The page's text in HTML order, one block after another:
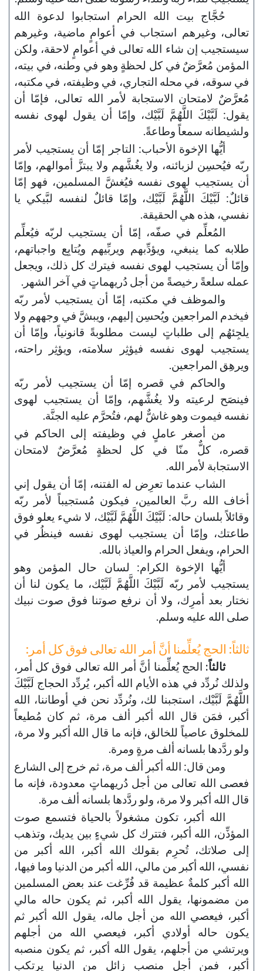
حُجَّاج بيت الله الحرام استجابوا لدعوة الله
تعالى، وغيرهم استجاب في أعوامٍ ماضية، وغيرهم
سيستجيب إن شاء الله تعالى في أعوامٍ لاحقة، ولكن
المؤمن مُعرَّضٌ في كل لحظةٍ وهو في وطنه، في بيته،
في سوقه، في محله التجاري، في وظيفته، في مكتبه،
مُعرَّضٌ لامتحان الاستجابة لأمر الله تعالى، فإمّا أن
يقول: لَبَّيْكَ اللَّهُمَّ لَبَّيْك، وإمّا أن يقول لهوى نفسه
ولشيطانه سمعاً وطاعةً.
أيُّها الإخوة الأحباب: التاجر إمّا أن يستجيب لأمر
ربّه فيُحسِن لزبائنه، ولا يغُشَّهم ولا يبتزَّ أموالهم، وإمّا
أن يستجيب لهوى نفسه فيُغشَّ المسلمين، فهو إمّا
قائلٌ: لَبَّيْكَ اللَّهُمَّ لَبَّيْك، وإمّا قائلٌ لنفسه لبَّيكي يا
نفسي، هذه هي الحقيقة.
المُعلِّم في صفّه، إمّا أن يستجيب لربّه فيُعلِّم
طلابه كما ينبغي، ويؤدِّبهم ويربِّيهم ويُتابِع واجباتهم،
وإمّا أن يستجيب لهوى نفسه فيترك كل ذلك، ويجعل
عمله سلعةً رخيصةً من أجل دُريهماتٍ في آخر الشهر.
والموظف في مكتبه، إمّا أن يستجيب لأمر ربّه
فيخدم المراجعين ويُحسِن إليهم، ويبشَّ في وجههم ولا
يلجِئهُم إلى طلباتٍ ليست مطلوبةً قانونياً، وإمّا أن
يستجيب لهوى نفسه فيؤثِر سلامته، ويؤثِر راحته،
ويرهِق المراجعين.
والحاكم في قصره إمّا أن يستجيب لأمر ربّه
فينصَح لرعيته ولا يغُشَّهم، وإمّا أن يستجيب لهوى
نفسه فيموت وهو غاشٌّ لهم، فتُحرَّم عليه الجنَّة.
من أصغر عاملٍ في وظيفته إلى الحاكم في
قصره، كلٌّ منّا في كل لحظةٍ مُعرَّضٌ لامتحان
الاستجابة لأمر الله.
الشاب عندما تعرِض له الفتنه، إمّا أن يقول إني
أخاف الله ربَّ العالمين، فيكون مُستجيباً لأمر ربّه
وقائلاً بلسان حاله: لَبَّيْكَ اللَّهُمَّ لَبَّيْك، لا شيء يعلو فوق
طاعتك، وإمّا أن يستجيب لهوى نفسه فينظُر في
الحرام، ويفعل الحرام والعياذ بالله.
أيُّها الإخوة الكرام: لسان حال المؤمن وهو
يستجيب لأمر ربّه لَبَّيْكَ اللَّهُمَّ لَبَّيْك، ما يكون لنا أن
نختار بعد أمرِك، ولا أن نرفع صوتنا فوق صوت نبيك
صلى الله عليه وسلم.
ثالثاً: الحج يُعلِّمنا أنَّ أمر الله تعالى فوق كل أمر:
ثالثاً: الحج يُعلِّمنا أنَّ أمر الله تعالى فوق كل أمر،
ولذلك نُردِّد في هذه الأيام الله أكبر، يُردِّد الحجاج لَبَّيْكَ
اللَّهُمَّ لَبَّيْك، استجبنا لك، ونُردِّد نحن في أوطاننا، الله
أكبر، فمَن قال الله أكبر ألف مرة، ثم كان مُطيعاً
للمخلوق عاصياً للخالق، فإنه ما قال الله أكبر ولا مرة،
ولو ردَّدها بلسانه ألف مرةٍ ومرة.
ومن قال: الله أكبر ألف مرة، ثم خرج إلى الشارع
فعصى الله تعالى من أجل دُريهماتٍ معدودة، فإنه ما
قال الله أكبر ولا مرة، ولو ردَّدها بلسانه ألف مرة.
الله أكبر، تكون مشغولاً بالحياة فتسمع صوت
المؤذِّن، الله أكبر، فتترك كل شيءٍ بين يديك، وتذهب
إلى صلاتك، تُحرِم بقولك الله أكبر، الله أكبر من
نفسي، الله أكبر من مالي، الله أكبر من الدنيا وما فيها،
الله أكبر كلمةٌ عظيمة قد فُرِّغت عند بعض المسلمين
من مضمونها، يقول الله أكبر، ثم يكون حاله مالي
أكبر، فيعصي الله من أجل ماله، يقول الله أكبر ثم
يكون حاله أولادي أكبر، فيعصي الله من أجلهم
ويرتشي من أجلهم، يقول الله أكبر، ثم يكون منصبه
أكبر، فمن أجل منصبٍ زائلٍ من الدنيا يرتكب